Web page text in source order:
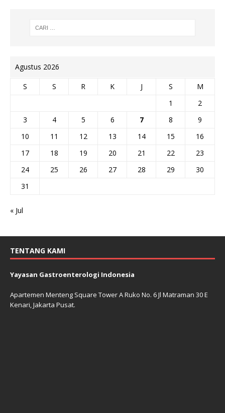
Agustus 2026
S S R K J S
M
1
2
3
4 5 6 7 8
9
10
11 12 13 14 15
16
17
18 19 20 21 22
23
24
25 26 27 28 29
30
31
« Jul
TENTANG KAMI
Yayasan Gastroenterologi Indonesia
Apartemen Menteng Square Tower A Ruko No. 6 Jl Matraman 30 E
Kenari, Jakarta Pusat.